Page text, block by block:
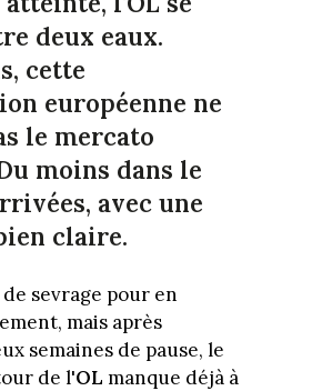
deux eaux.
cette
européenne ne
le mercato
moins dans le
avec une
claire.
sevrage pour en
mais après
semaines de pause, le
de l'OL manque déjà à